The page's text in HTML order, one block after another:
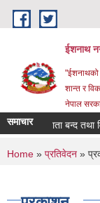
Skip to main content
ईशनाथ
"ईशनाथको
शान्त र
नेपाल
समाचार
को खाता बन्द तथा
You are
Home » प्रतिवेदन »